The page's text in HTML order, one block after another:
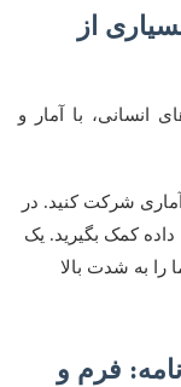
از
انسانی، با آمار و
شرکت کنید. در
کمک بگیرید. یک
را به شدت بالا
فرم و